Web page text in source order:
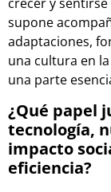
supone
adaptaciones,
una cultura en
una parte
¿Qué papel
tecnología,
impacto
eficiencia?